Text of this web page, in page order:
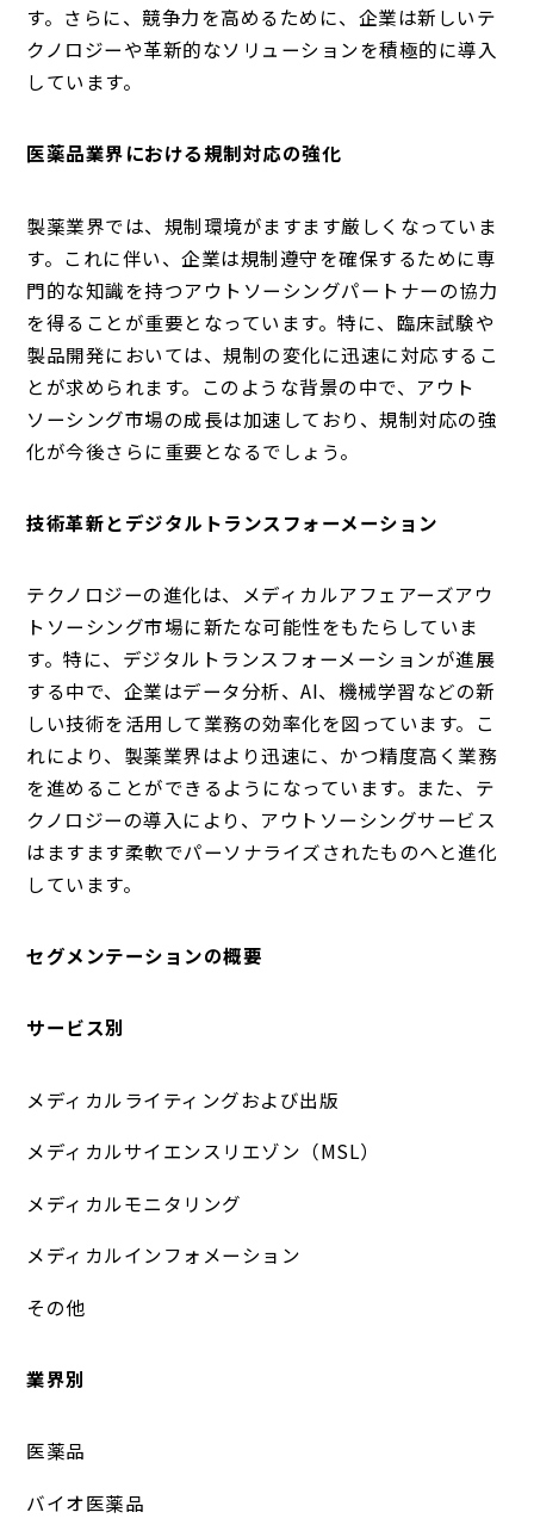
す。さらに、競争力を高めるために、企業は新しいテ
クノロジーや革新的なソリューションを積極的に導入
しています。
医薬品業界における規制対応の強化
製薬業界では、規制環境がますます厳しくなっていま
す。これに伴い、企業は規制遵守を確保するために専
門的な知識を持つアウトソーシングパートナーの協力
を得ることが重要となっています。特に、臨床試験や
製品開発においては、規制の変化に迅速に対応するこ
とが求められます。このような背景の中で、アウト
ソーシング市場の成長は加速しており、規制対応の強
化が今後さらに重要となるでしょう。
技術革新とデジタルトランスフォーメーション
テクノロジーの進化は、メディカルアフェアーズアウ
トソーシング市場に新たな可能性をもたらしていま
す。特に、デジタルトランスフォーメーションが進展
する中で、企業はデータ分析、AI、機械学習などの新
しい技術を活用して業務の効率化を図っています。こ
れにより、製薬業界はより迅速に、かつ精度高く業務
を進めることができるようになっています。また、テ
クノロジーの導入により、アウトソーシングサービス
はますます柔軟でパーソナライズされたものへと進化
しています。
セグメンテーションの概要
サービス別
メディカルライティングおよび出版
メディカルサイエンスリエゾン（MSL）
メディカルモニタリング
メディカルインフォメーション
その他
業界別
医薬品
バイオ医薬品